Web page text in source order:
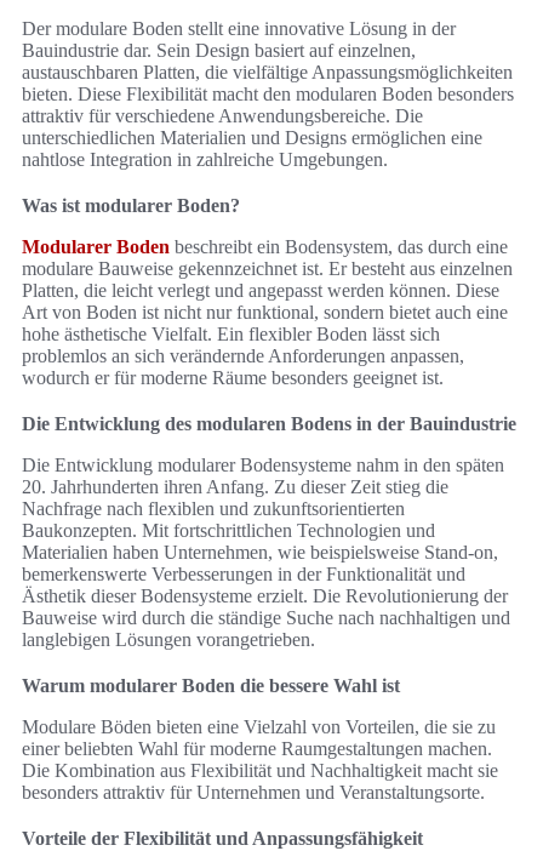
Der modulare Boden stellt eine innovative Lösung in der
Bauindustrie dar. Sein Design basiert auf einzelnen,
austauschbaren Platten, die vielfältige Anpassungsmöglichkeiten
bieten. Diese Flexibilität macht den modularen Boden besonders
attraktiv für verschiedene Anwendungsbereiche. Die
unterschiedlichen Materialien und Designs ermöglichen eine
nahtlose Integration in zahlreiche Umgebungen.
Was ist modularer Boden?
Modularer Boden beschreibt ein Bodensystem, das durch eine
modulare Bauweise gekennzeichnet ist. Er besteht aus einzelnen
Platten, die leicht verlegt und angepasst werden können. Diese
Art von Boden ist nicht nur funktional, sondern bietet auch eine
hohe ästhetische Vielfalt. Ein flexibler Boden lässt sich
problemlos an sich verändernde Anforderungen anpassen,
wodurch er für moderne Räume besonders geeignet ist.
Die Entwicklung des modularen Bodens in der Bauindustrie
Die Entwicklung modularer Bodensysteme nahm in den späten
20. Jahrhunderten ihren Anfang. Zu dieser Zeit stieg die
Nachfrage nach flexiblen und zukunftsorientierten
Baukonzepten. Mit fortschrittlichen Technologien und
Materialien haben Unternehmen, wie beispielsweise Stand-on,
bemerkenswerte Verbesserungen in der Funktionalität und
Ästhetik dieser Bodensysteme erzielt. Die Revolutionierung der
Bauweise wird durch die ständige Suche nach nachhaltigen und
langlebigen Lösungen vorangetrieben.
Warum modularer Boden die bessere Wahl ist
Modulare Böden bieten eine Vielzahl von Vorteilen, die sie zu
einer beliebten Wahl für moderne Raumgestaltungen machen.
Die Kombination aus Flexibilität und Nachhaltigkeit macht sie
besonders attraktiv für Unternehmen und Veranstaltungsorte.
Vorteile der Flexibilität und Anpassungsfähigkeit